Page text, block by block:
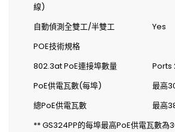
線)
自動偵測全雙工/半雙工
Yes
POE技術規格
802.3at PoE連接埠數量
Ports
PoE供電瓦數(每埠)
最高
總PoE供電瓦數
最高
** GS324PP的每埠最高PoE供電瓦數為